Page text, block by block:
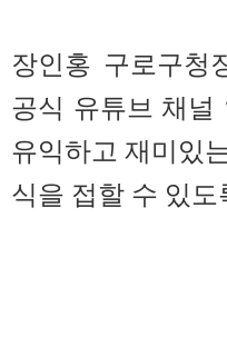
장인홍 구로구청
공식 유튜브 채널
유익하고 재미있
식을 접할 수 있